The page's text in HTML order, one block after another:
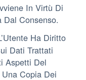
In Virtù Di
Dal Consenso.
Ha Diritto
Dati Trattati
Aspetti Del
Copia Dei